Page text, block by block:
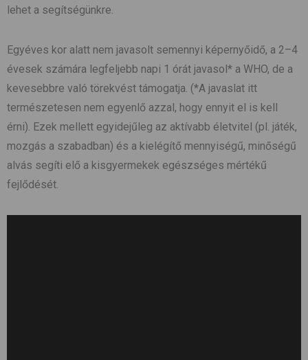
lehet a segítségünkre.
Egyéves kor alatt nem javasolt semennyi képernyőidő, a 2–4
évesek számára legfeljebb napi 1 órát javasol* a WHO, de a
kevesebbre való törekvést támogatja. (*A javaslat itt
természetesen nem egyenlő azzal, hogy ennyit el is kell
érni). Ezek mellett egyidejűleg az aktívabb életvitel (pl. játék,
mozgás a szabadban) és a kielégítő mennyiségű, minőségű
alvás segíti elő a kisgyermekek egészséges mértékű
fejlődését.